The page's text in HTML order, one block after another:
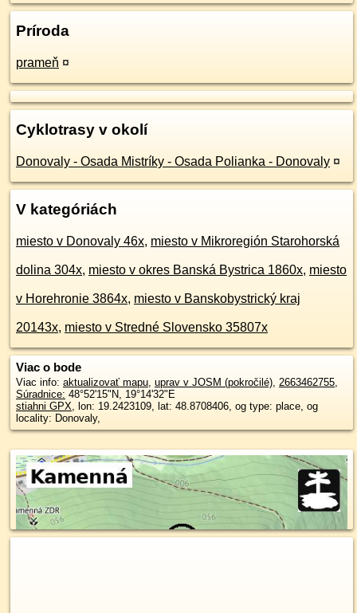
Príroda
prameň ¤
Cyklotrasy v okolí
Donovaly - Osada Mistríky - Osada Polianka - Donovaly ¤
V kategóriách
miesto v Donovaly 46x, miesto v Mikroregión Starohorská
dolina 304x, miesto v okres Banská Bystrica 1860x, miesto
v Horehronie 3864x, miesto v Banskobystrický kraj
20143x, miesto v Stredné Slovensko 35807x
Viac o bode
Viac info: aktualizovať mapu, uprav v JOSM (pokročilé), 2663462755,
Súradnice: 48°52'15"N, 19°14'32"E
stiahni GPX, lon: 19.2423109, lat: 48.8708406, og type: place, og
locality: Donovaly,